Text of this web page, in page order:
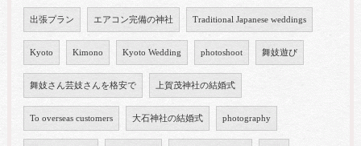
出張プラン エアコン完備の神社 Traditional Japanese weddings
Kyoto Kimono Kyoto Wedding photoshoot 舞妓遊び
舞妓さん芸妓さんを格安で 上賀茂神社の結婚式
To overseas customers 大石神社の結婚式 photography